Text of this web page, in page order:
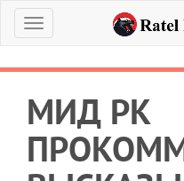
Меню
МИД РК